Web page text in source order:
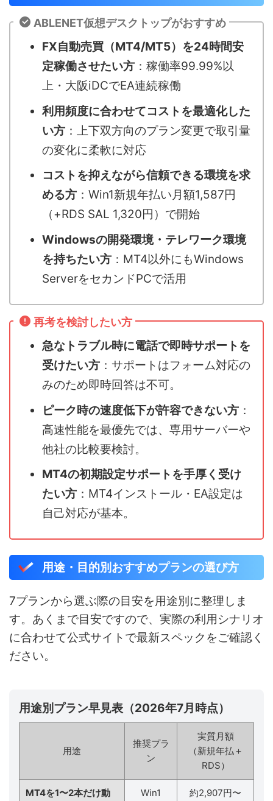
ABLENET仮想デスクトップがおすすめ
FX自動売買（MT4/MT5）を24時間安
定稼働させたい方 ：稼働率99.99%以
上・大阪iDCでEA連続稼働
利用頻度に合わせてコストを最適化した
い方 ：上下双方向のプラン変更で取引量
の変化に柔軟に対応
コストを抑えながら信頼できる環境を求
める方 ：Win1新規年払い月額1,587円
（+RDS SAL 1,320円）で開始
Windowsの開発環境・テレワーク環境
を持ちたい方 ：MT4以外にもWindows
ServerをセカンドPCで活用
再考を検討したい方
急なトラブル時に電話で即時サポートを
受けたい方 ：サポートはフォーム対応の
みのため即時回答は不可。
ピーク時の速度低下が許容できない方 ：
高速性能を最優先では、専用サーバーや
他社の比較要検討。
MT4の初期設定サポートを手厚く受け
たい方 ：MT4インストール・EA設定は
自己対応が基本。
用途・目的別おすすめプランの選び方
7プランから選ぶ際の目安を用途別に整理しま
す。あくまで目安ですので、実際の利用シナリオ
に合わせて公式サイトで最新スペックをご確認く
ださい。
用途別プラン早見表（2026年7月時点）
用途
推奨プラ
ン
実質月額
（新規年払＋
RDS）
MT4を1〜2本だけ動
Win1 約2,907円〜